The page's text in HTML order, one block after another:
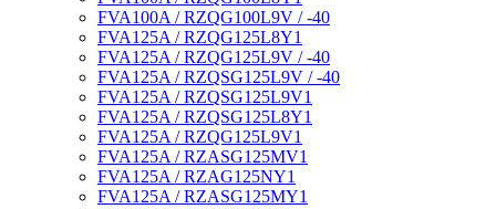
FVA100A / RZQG100L9V / -40
FVA125A / RZQG125L8Y1
FVA125A / RZQG125L9V / -40
FVA125A / RZQSG125L9V / -40
FVA125A / RZQSG125L9V1
FVA125A / RZQSG125L8Y1
FVA125A / RZQG125L9V1
FVA125A / RZASG125MV1
FVA125A / RZAG125NY1
FVA125A / RZASG125MY1